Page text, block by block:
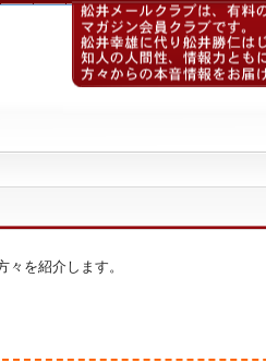
を紹介します。